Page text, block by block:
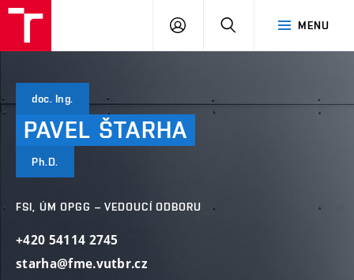
MENU
PŘIHLÁSIT
doc. Ing.
PAVEL ŠTARHA
Ph.D.
FSI, ÚM OPGG – VEDOUCÍ ODBORU
+420 54114 2745
starha@fme.vutbr.cz